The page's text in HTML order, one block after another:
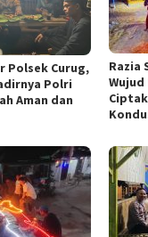
Polsek Curug,
Polri
Aman dan
Razia